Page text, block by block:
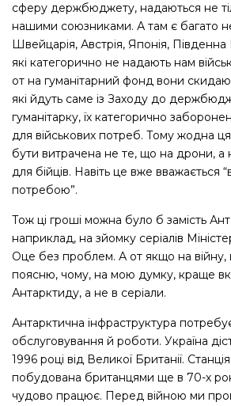
сферу держбюджету, надаються не
нашими союзниками. А там є багато
Швейцарія, Австрія, Японія, Південна
які категорично не надають нам
от на гуманітарний фонд вони
які йдуть саме із Заходу до
гуманітарку, їх категорично
для військових потреб. Тому жодна
бути витрачена не те, що на дрони, а
для бійців. Навіть це вже вважається
потребою”.
Тож ці гроші можна було б замість
наприклад, на зйомку серіалів
Оце без проблем. А от якщо на війну,
поясню, чому, на мою думку, краще
Антарктиду, а не в серіали.
Антарктична інфраструктура
обслуговування й роботи. Україна
1996 році від Великої Британії.
побудована британцями ще в 70-х
чудово працює. Перед війною ми